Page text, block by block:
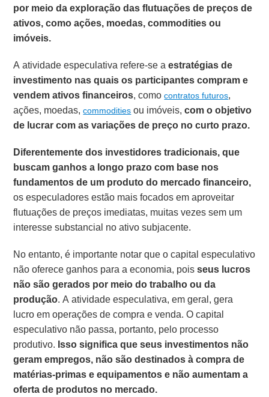
por meio da exploração das flutuações de preços de
ativos, como ações, moedas, commodities ou
imóveis.
A atividade especulativa refere-se aestratégias de
investimento nas quais os participantes compram e
vendem ativos financeiros, comocontratos futuros,
ações, moedas,commodities ou imóveis,com oobjetivo
de lucrar com as variações de preço no curto prazo.
Diferentemente dos investidores tradicionais, que
buscam ganhos a longo prazo com base nos
fundamentos de um produto do mercado financeiro,
os especuladores estão mais focados em aproveitar
flutuações de preços imediatas, muitas vezes sem um
interesse substancial no ativo subjacente.
No entanto, é importante notar que o capital especulativo
não oferece ganhos para a economia, poisseus lucros
não são gerados por meio do trabalho ou da
produção. A atividade especulativa, em geral, gera
lucro em operações de compra e venda. O capital
especulativo não passa, portanto, pelo processo
produtivo. Isso significa que seus investimentos não
geram empregos, não são destinados à compra de
matérias-primas e equipamentos e não aumentam a
oferta de produtos no mercado.